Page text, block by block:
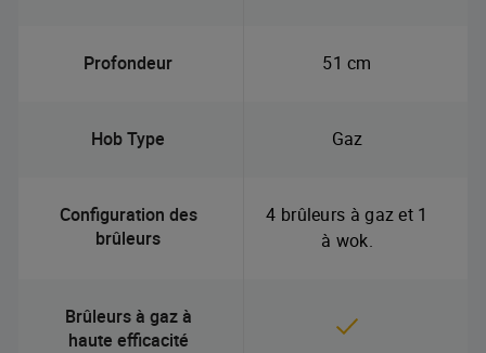
Profondeur 51 cm
Hob Type Gaz
Configuration des
brûleurs
4 brûleurs à gaz et 1
à wok.
Brûleurs à gaz à
haute efficacité